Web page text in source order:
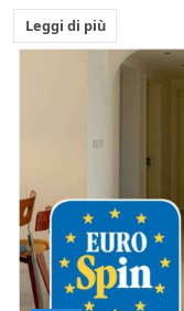
Leggi di più